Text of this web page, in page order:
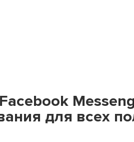
для всех